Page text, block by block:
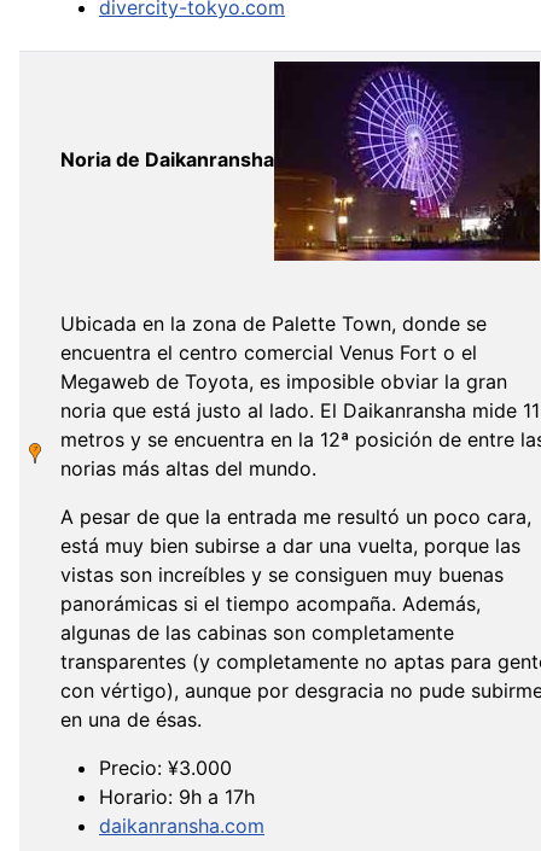
divercity-tokyo.com
Noria de Daikanransha
Ubicada en la zona de Palette Town, donde se
encuentra el centro comercial Venus Fort o el
Megaweb de Toyota, es imposible obviar la gran
noria que está justo al lado. El Daikanransha mide
metros y se encuentra en la 12ª posición de entre
norias más altas del mundo.
A pesar de que la entrada me resultó un poco cara,
está muy bien subirse a dar una vuelta, porque las
vistas son increíbles y se consiguen muy buenas
panorámicas si el tiempo acompaña. Además,
algunas de las cabinas son completamente
transparentes (y completamente no aptas para
con vértigo), aunque por desgracia no pude
en una de ésas.
Precio: ¥3.000
Horario: 9h a 17h
daikanransha.com